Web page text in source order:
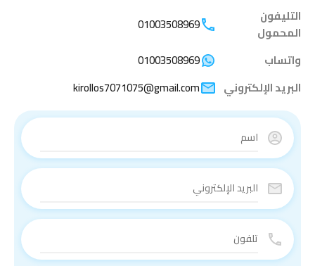
التليفون
المحمول
01003508969
واتساب
01003508969
البريد الإلكتروني
kirollos7071075@gmail.com